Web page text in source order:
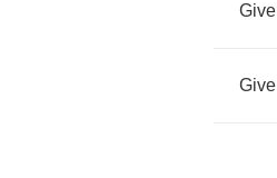
Give
Give